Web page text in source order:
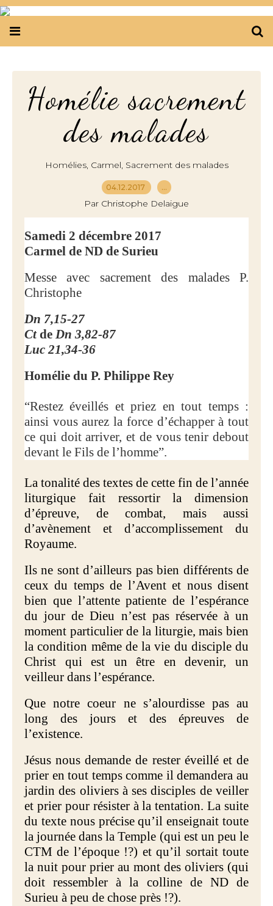
Homélie sacrement
des malades
Homélies, Carmel, Sacrement des malades
04.12.2017 …
Par Christophe Delaigue
Samedi 2 décembre 2017
Carmel de ND de Surieu
Messe avec sacrement des malades P.
Christophe
Dn 7,15-27
Ctde Dn 3,82-87
Luc 21,34-36
Homélie du P. Philippe Rey
“Restez éveillés et priez en tout temps :
ainsi vous aurez la force d’échapper à tout
ce qui doit arriver, et de vous tenir debout
devant le Fils de l’homme”.
La tonalité des textes de cette fin de l’année
liturgique fait ressortir la dimension
d’épreuve, de combat, mais aussi
d’avènement et d’accomplissement du
Royaume.
Ils ne sont d’ailleurs pas bien différents de
ceux du temps de l’Avent et nous disent
bien que l’attente patiente de l’espérance
du jour de Dieu n’est pas réservée à un
moment particulier de la liturgie, mais bien
la condition même de la vie du disciple du
Christ qui est un être en devenir, un
veilleur dans l’espérance.
Que notre coeur ne s’alourdisse pas au
long des jours et des épreuves de
l’existence.
Jésus nous demande de rester éveillé et de
prier en tout temps comme il demandera au
jardin des oliviers à ses disciples de veiller
et prier pour résister à la tentation. La suite
du texte nous précise qu’il enseignait toute
la journée dans la Temple (qui est un peu le
CTM de l’époque !?) et qu’il sortait toute
la nuit pour prier au mont des oliviers (qui
doit ressembler à la colline de ND de
Surieu à peu de chose près !?).